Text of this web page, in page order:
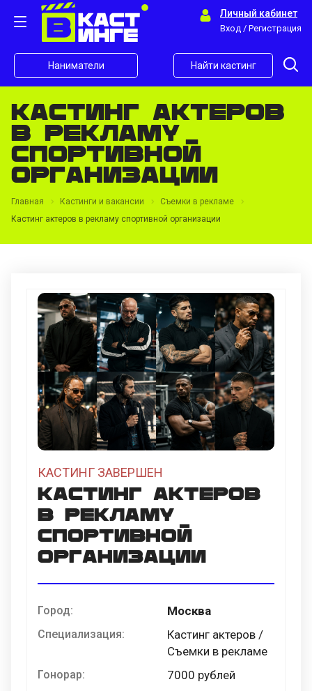
Личный кабинет
Вход / Регистрация
Наниматели Найти кастинг
Кастинг актеров
в рекламу
спортивной
организации
Главная Кастинги и вакансии
Съемки в рекламе
Кастинг актеров в рекламу спортивной организации
КАСТИНГ ЗАВЕРШЕН
Кастинг актеров
в рекламу
спортивной
организации
Город: Москва
Специализация:
Кастинг актеров /
Съемки в рекламе
Гонорар: 7000 рублей